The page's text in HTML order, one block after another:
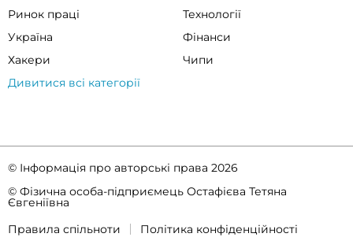
Ринок праці
Технології
Україна
Фінанси
Хакери
Чипи
Дивитися всі категорії
© Інформація про авторські права 2026
© Фізична особа-підприємець Остафієва Тетяна
Євгеніївна
Правила спільноти
Політика конфіденційності